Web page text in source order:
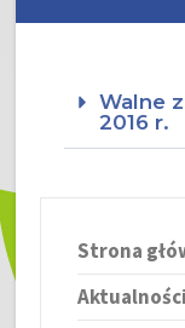
Walne
2016 r.
Strona
Aktualności